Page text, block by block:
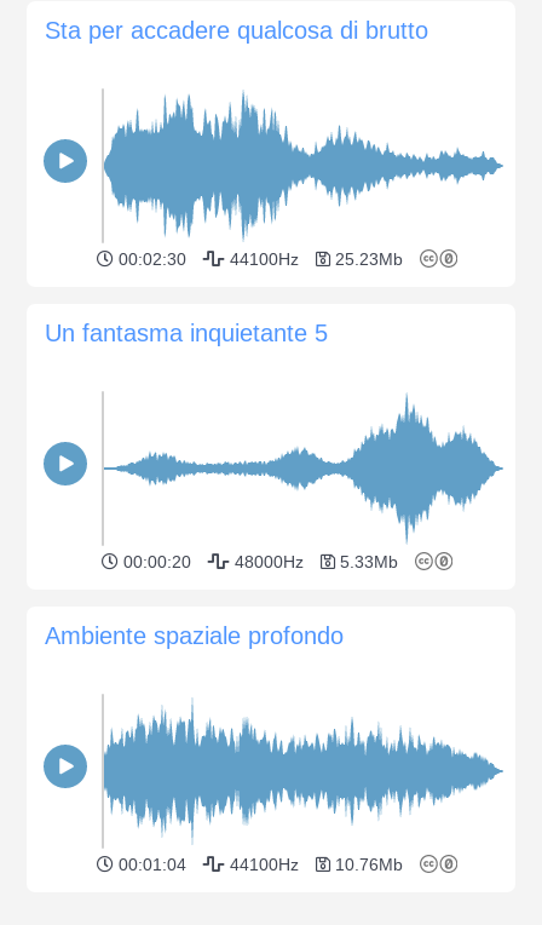
Sta per accadere qualcosa di brutto
00:02:30 44100Hz 25.23Mb
Un fantasma inquietante 5
00:00:20 48000Hz 5.33Mb
Ambiente spaziale profondo
00:01:04 44100Hz 10.76Mb